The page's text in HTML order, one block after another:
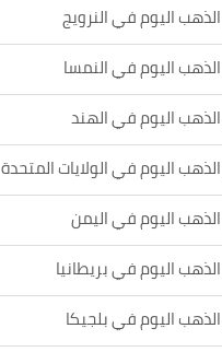
اليوم في النرويج
اليوم في النمسا
اليوم في الهند
اليوم في الولايات المتحدة
اليوم في اليمن
اليوم في بريطانيا
اليوم في بلجيكا